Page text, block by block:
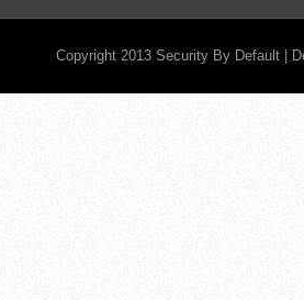
Copyright 2013 Security By Default |